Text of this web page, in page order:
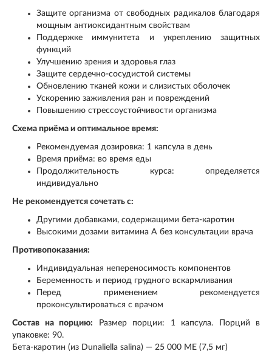
Защите организма от свободных радикалов благодаря
мощным антиоксидантным свойствам
Поддержке иммунитета и укреплению защитных
функций
Улучшению зрения и здоровья глаз
Защите сердечно-сосудистой системы
Обновлению тканей кожи и слизистых оболочек
Ускорению заживления ран и повреждений
Повышению стрессоустойчивости организма
Схема приёма и оптимальное время:
Рекомендуемая дозировка: 1 капсула в день
Время приёма: во время еды
Продолжительность курса: определяется
индивидуально
Не рекомендуется сочетать с:
Другими добавками, содержащими бета-каротин
Высокими дозами витамина А без консультации врача
Противопоказания:
Индивидуальная непереносимость компонентов
Беременность и период грудного вскармливания
Перед применением рекомендуется
проконсультироваться с врачом
Состав на порцию: Размер порции: 1 капсула. Порций в
упаковке: 90.
Бета-каротин (из Dunaliella salina) — 25 000 МЕ (7,5 мг)